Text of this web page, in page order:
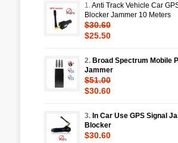
1.Anti Track Vehicle Car
Blocker Jammer 10 Meters
$30.60
$25.50
2. Broad Spectrum Mobile
Jammer
$51.00
$30.60
3. In Car Use GPS Signal
Blocker
$30.60